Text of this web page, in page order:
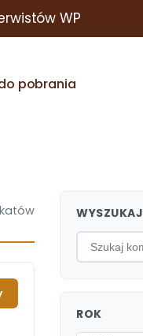
WP
pobrania
WYSZUKAJ
ROK